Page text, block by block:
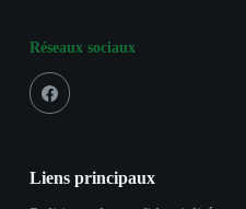
Réseaux sociaux
Liens principaux